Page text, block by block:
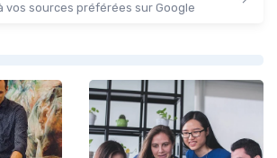
vos sources préférées sur Google